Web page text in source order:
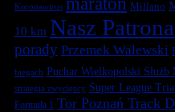
Koronawirus Millano
10 km Nasz
porady Przemek Walewski
biegach Puchar Wielkopolski Służb
strategia zwycięzcy Super League
Formuła 1 Tor Poznań Track